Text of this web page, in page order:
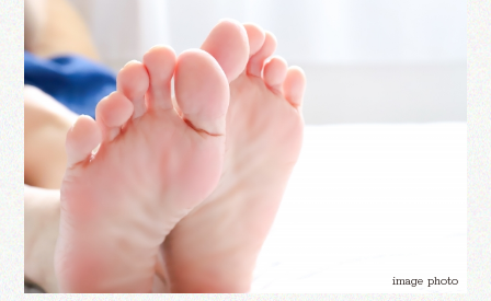
image photo